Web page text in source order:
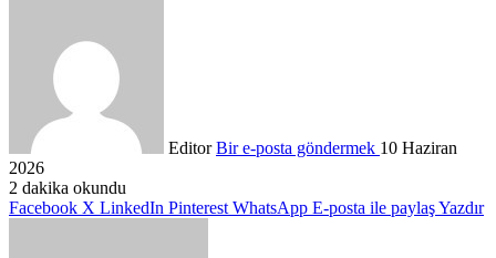
Editor Bir e-posta göndermek 10 Haziran
2026
2 dakika okundu
Facebook X LinkedIn Pinterest WhatsApp E-posta ile paylaşYazdır